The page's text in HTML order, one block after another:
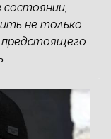
состоянии,
не только
предстоящего